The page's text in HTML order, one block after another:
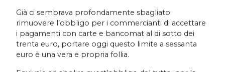
Già ci sembrava profondamente sbagliato
rimuovere l’obbligo per i commercianti di accettare
i pagamenti con carte e bancomat al di sotto dei
trenta euro, portare oggi questo limite a sessanta
euro è una vera e propria follia.